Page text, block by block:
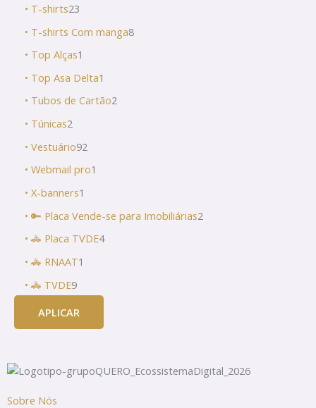
• T-shirts23
• T-shirts Com manga8
• Top Alças1
• Top Asa Delta1
• Tubos de Cartão2
• Túnicas2
• Vestuário92
• Webmail pro1
• X-banners1
• 🔑 Placa Vende-se para Imobiliárias2
• 🚓 Placa TVDE4
• 🚓 RNAAT1
• 🚓 TVDE9
APLICAR
Sobre Nós